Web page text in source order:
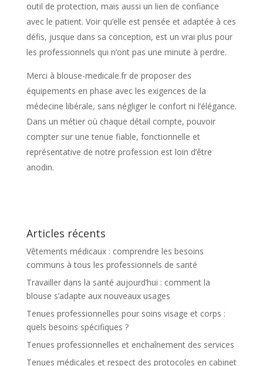
outil de protection, mais aussi un lien de confiance
avec le patient. Voir qu’elle est pensée et adaptée à ces
défis, jusque dans sa conception, est un vrai plus pour
les professionnels qui n’ont pas une minute à perdre.
Merci à blouse-medicale.fr de proposer des
équipements en phase avec les exigences de la
médecine libérale, sans négliger le confort ni l’élégance.
Dans un métier où chaque détail compte, pouvoir
compter sur une tenue fiable, fonctionnelle et
représentative de notre profession est loin d’être
anodin.
Articles récents
Vêtements médicaux : comprendre les besoins
communs à tous les professionnels de santé
Travailler dans la santé aujourd’hui : comment la
blouse s’adapte aux nouveaux usages
Tenues professionnelles pour soins visage et corps :
quels besoins spécifiques ?
Tenues professionnelles et enchaînement des services
Tenues médicales et respect des protocoles en cabinet